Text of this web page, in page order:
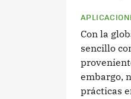
Con la
sencillo
embargo,
prácticas